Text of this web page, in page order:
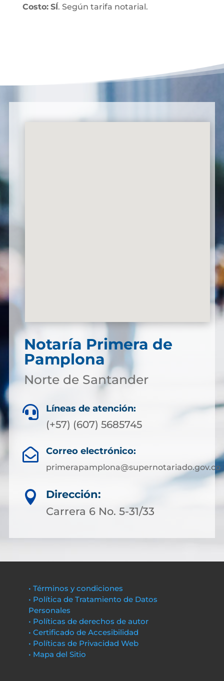
Costo: SÍ. Según tarifa notarial.
Notaría Primera de
Pamplona
Norte de Santander
 Líneas de atención:
(+57) (607) 5685745
 Correo electrónico:
primerapamplona@supernotariado.gov.co

Dirección:
Carrera 6 No. 5-31/33
• Términos y condiciones
• Política de Tratamiento de Datos
Personales
• Políticas de derechos de autor
• Certificado de Accesibilidad
• Políticas de Privacidad Web
• Mapa del Sitio